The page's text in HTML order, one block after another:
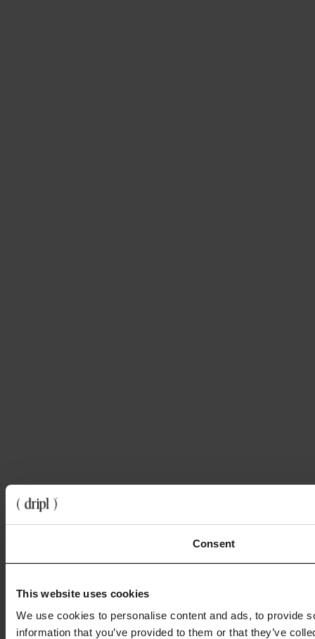
Consent
This website uses cookies
We use cookies to personalise content and ads, to provide
information that you’ve provided to them or that they’ve